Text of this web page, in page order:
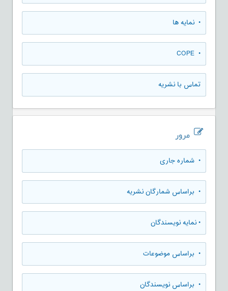
• نمایه ها
• COPE
تماس با نشریه
مرور
• شماره جاری
• براساس شمارگان نشریه
•نمایه نویسندگان
• براساس موضوعات
• براساس نویسندگان